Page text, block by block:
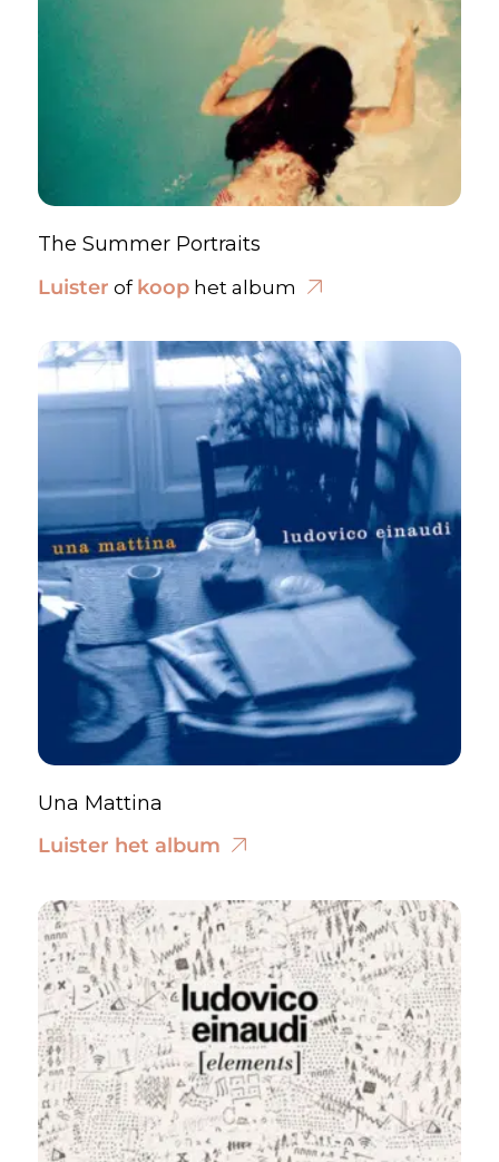
The Summer Portraits
Luister of koophet album
Una Mattina
Luister het album